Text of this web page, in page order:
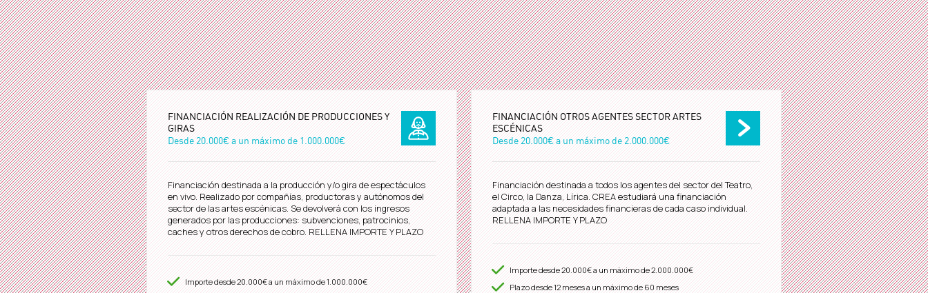
FINANCIACIÓN REALIZACIÓN DE PRODUCCIONES Y
GIRAS
Desde20.000€a un máximo de1.000.000€
Financiación destinada a la producción y/o gira de espectáculos
en vivo. Realizado por compañías, productoras y autónomos del
sector de las artes escénicas. Se devolverá con los ingresos
generados por las producciones: subvenciones, patrocinios,
caches y otros derechos de cobro. RELLENA IMPORTE Y PLAZO
Importe desde20.000€a un máximo de1.000.000€
FINANCIACIÓN OTROS AGENTES SECTOR ARTES
ESCÉNICAS
Desde20.000€a un máximo de2.000.000€
Financiación destinada a todos los agentes del sector del Teatro,
el Circo, la Danza, Lírica. CREA estudiará una financiación
adaptada a las necesidades financieras de cada caso individual.
RELLENA IMPORTE Y PLAZO
Importe desde20.000€a un máximo de2.000.000€
Plazo desde12meses a un máximo de 60 meses